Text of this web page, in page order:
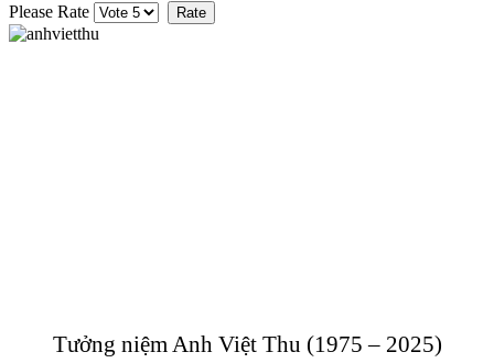
Please Rate
Tưởng niệm Anh Việt Thu (1975 – 2025)